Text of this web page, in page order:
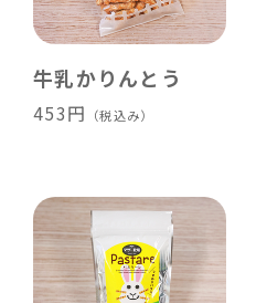
牛乳かりんとう
453円 （税込み）